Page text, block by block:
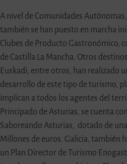
A nivel de Comunidades
también se han puesto en marcha
Clubes de Producto Gastronómico,
de Castilla La Mancha. Otros
Euskadi, entre otros, han realizado
desarrollo de este tipo de turismo,
implican a todos los agentes del
Principado de Asturias, se cuenta
Saboreando Asturias, dotado de
Millones de euros. Galicia, también
un Plan Director de Turismo